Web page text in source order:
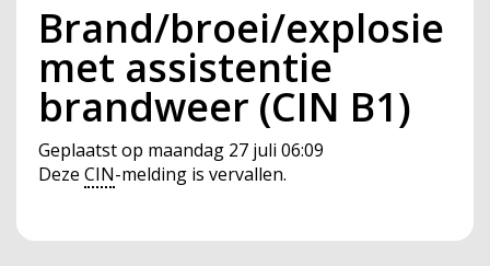
Brand/broei/explosie
met assistentie
brandweer (CIN B1)
Geplaatst op maandag 27 juli 06:09
Deze CIN-melding is vervallen.